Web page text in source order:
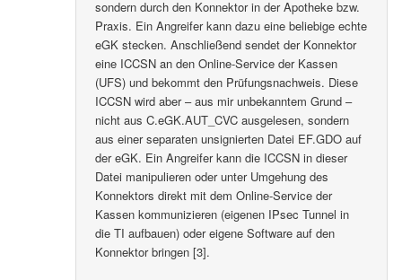
sondern durch den Konnektor in der Apotheke bzw.
Praxis. Ein Angreifer kann dazu eine beliebige echte
eGK stecken. Anschließend sendet der Konnektor
eine ICCSN an den Online-Service der Kassen
(UFS) und bekommt den Prüfungsnachweis. Diese
ICCSN wird aber – aus mir unbekanntem Grund –
nicht aus C.eGK.AUT_CVC ausgelesen, sondern
aus einer separaten unsignierten Datei EF.GDO auf
der eGK. Ein Angreifer kann die ICCSN in dieser
Datei manipulieren oder unter Umgehung des
Konnektors direkt mit dem Online-Service der
Kassen kommunizieren (eigenen IPsec Tunnel in
die TI aufbauen) oder eigene Software auf den
Konnektor bringen [3].